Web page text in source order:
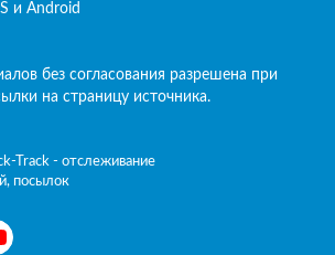
и Android
без согласования разрешена при
на страницу источника.
Track - отслеживание
посылок